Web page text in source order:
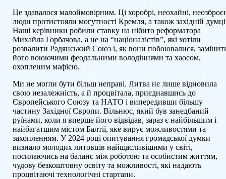
Це здавалося малоймовірним. Ці хоробрі, неохайні,
люди протистояли могутності Кремля, а також західній
Наші керівники робили ставку на нібито реформатора
Михайла Горбачова, а не на “націоналістів”, які хотіли
розвалити Радянський Союз і, як вони побоювалися,
його воюючими феодальними володіннями та хаосом,
охопленим мафією.
Ми не могли бути більш неправі. Литва не лише відновила
свою незалежність, а й процвітала, приєднавшись до
Європейського Союзу та НАТО і випередивши більшу
частину Західної Європи. Вільнюс, який був занедбаний
руїнами, коли я вперше його відвідав, зараз є найбільшим і
найбагатшим містом Балтії, яке вирує можливостями та
захопленням. У 2024 році опитування громадської думки
визнало молодих литовців найщасливішими у світі,
посилаючись на баланс між роботою та особистим життям,
чудову безкоштовну освіту та можливості, які надають
процвітаючі технологічні стартапи.